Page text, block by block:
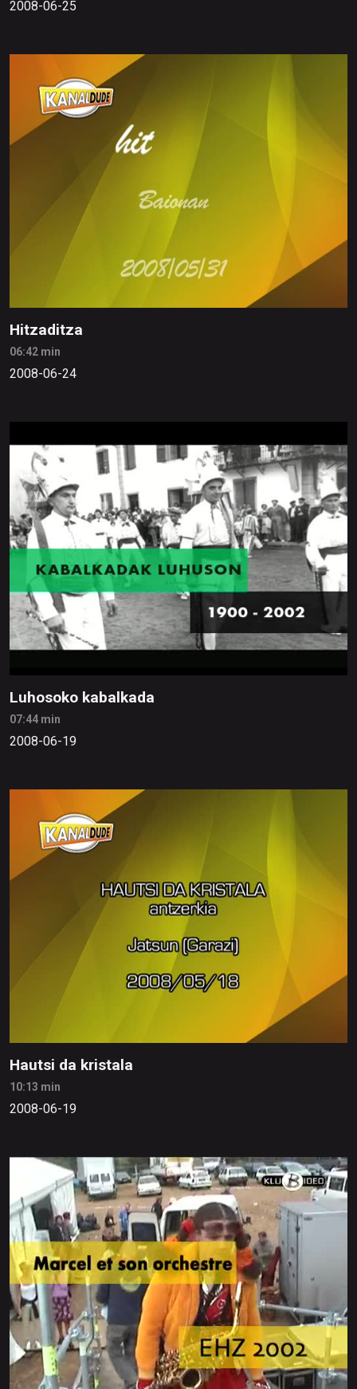
2008-06-25
Hitzaditza
06:42 min
2008-06-24
Luhosoko kabalkada
07:44 min
2008-06-19
Hautsi da kristala
10:13 min
2008-06-19